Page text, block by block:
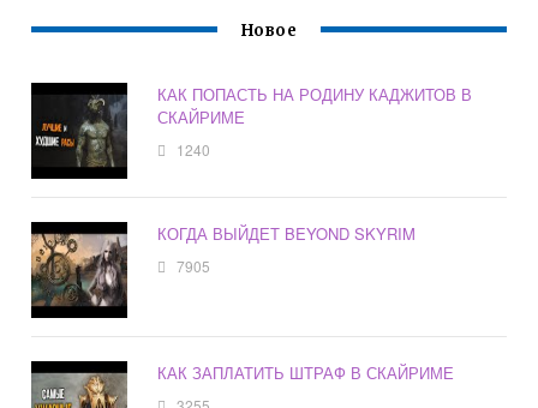
Новое
КАК ПОПАСТЬ НА РОДИНУ КАДЖИТОВ В
СКАЙРИМЕ
1240
КОГДА ВЫЙДЕТ BEYOND SKYRIM
7905
КАК ЗАПЛАТИТЬ ШТРАФ В СКАЙРИМЕ